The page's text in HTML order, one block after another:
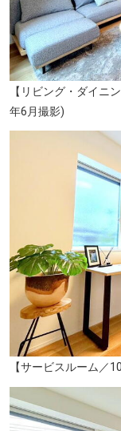
【リビング・ダイニ
年6月撮影)
【サービスルーム／